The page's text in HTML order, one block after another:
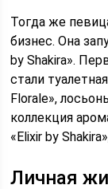
Тогда же
бизнес. Она
by Shakira».
стали
Florale»,
коллекция
«Elixir by
Личная